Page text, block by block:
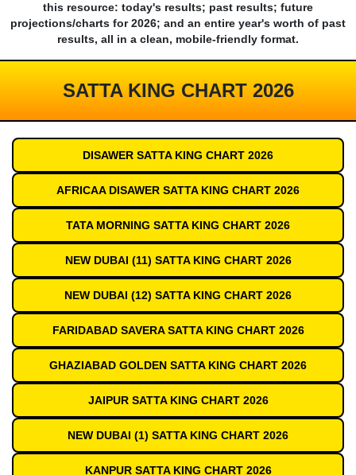
this resource: today's results; past results; future
projections/charts for 2026; and an entire year's worth of past
results, all in a clean, mobile-friendly format.
SATTA KING CHART 2026
DISAWER SATTA KING CHART 2026
AFRICAA DISAWER SATTA KING CHART 2026
TATA MORNING SATTA KING CHART 2026
NEW DUBAI (11) SATTA KING CHART 2026
NEW DUBAI (12) SATTA KING CHART 2026
FARIDABAD SAVERA SATTA KING CHART 2026
GHAZIABAD GOLDEN SATTA KING CHART 2026
JAIPUR SATTA KING CHART 2026
NEW DUBAI (1) SATTA KING CHART 2026
KANPUR SATTA KING CHART 2026